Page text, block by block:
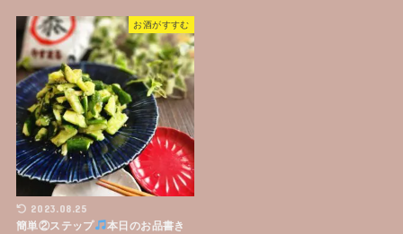
お酒がすすむ
2023.08.25
簡単②ステップ
本日のお品書き